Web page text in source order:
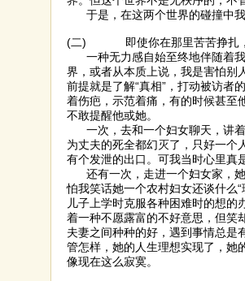
于是，在这两个世界的碰撞中我
(二) 即使你在那里苦苦挣扎，
一种无力感自始至终地伴随着我
界，或者从本质上说，我是害怕别
前提就是了解“真相”，打动被访者
着伤疤，示范着痛，有的时候甚至
不敢提醒他或她。
一次，去和一个妇女聊天，讲着
为丈夫的死全都幻灭了，只好一个
有个发泄的出口。可我当时心里真
还有一次，走进一个妇女家，她
怕我笑话她一个农村妇女还谈什么
儿子上学时克服各种困难时的想
着一种不愿露富的不好意思，但笑
夫妻之间种种的好，遇到事情总是
管怎样，她的人生理想实现了，她
像现在这么寂寞。